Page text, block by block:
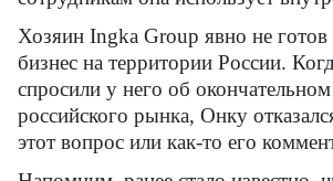
Хозяин Ingka Group явно не готов
бизнес на территории России.
спросили у него об
российского рынка, Онку
этот вопрос или как-то его